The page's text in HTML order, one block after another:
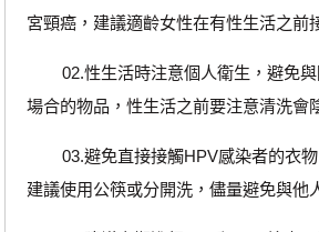
宮頸癌，建議適齡女性在有性生活之前
02.性生活時注意個人衛生，避免與
場合的物品，性生活之前要注意清洗會
03.避免直接接觸HPV感染者的衣物
建議使用公筷或分開洗，儘量避免與他